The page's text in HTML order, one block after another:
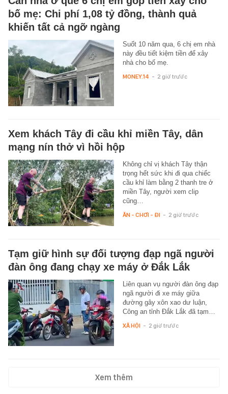
bố mẹ: Chi phí 1,08 tỷ đồng, thành quả
khiến tất cả ngỡ ngàng
Suốt 10 năm qua, 6 chị em nhà
này đều tiết kiệm tiền để xây
nhà cho bố mẹ.
MONEY.14 - 2 giờ trước
Xem khách Tây đi cầu khỉ miền Tây, dân
mạng nín thở vì hồi hộp
Không chỉ vị khách Tây thận
trọng hết sức khi đi qua chiếc
cầu khỉ làm bằng 2 thanh tre ở
miền Tây, người xem clip
cũng…
ĂN - CHƠI - ĐI - 2 giờ trước
Tạm giữ hình sự đối tượng đạp ngã người
đàn ông đang chạy xe máy ở Đắk Lắk
Liên quan vụ người đàn ông đạp
ngã người đi xe máy giữa
đường gây xôn xao dư luận,
Công an tỉnh Đắk Lắk đã tạm…
XÃ HỘI - 2 giờ trước
Xem thêm